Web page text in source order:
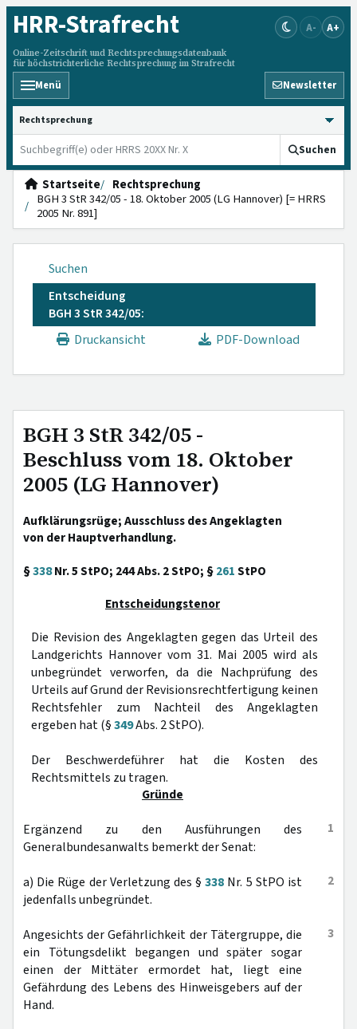
HRR-Strafrecht
Online-Zeitschrift und Rechtsprechungsdatenbank
für höchstrichterliche Rechtsprechung im Strafrecht
A- A+
Menü Newsletter
HRRS durchsuchen
Suchen
Startseite
Rechtsprechung
BGH 3 StR 342/05 - 18. Oktober 2005 (LG Hannover) [= HRRS
2005 Nr. 891]
Suchen
Entscheidung
BGH 3 StR 342/05:
Druckansicht
PDF-Download
BGH 3 StR 342/05 -
Beschluss vom 18. Oktober
2005 (LG Hannover)
Aufklärungsrüge; Ausschluss des Angeklagten
von der Hauptverhandlung.
§338Nr. 5 StPO; 244 Abs. 2 StPO; §261StPO
Entscheidungstenor
Die Revision des Angeklagten gegen das Urteil des
Landgerichts Hannover vom 31. Mai 2005 wird als
unbegründet verworfen, da die Nachprüfung des
Urteils auf Grund der Revisionsrechtfertigung keinen
Rechtsfehler zum Nachteil des Angeklagten
ergeben hat (§349Abs. 2 StPO).
Der Beschwerdeführer hat die Kosten des
Rechtsmittels zu tragen.
Gründe
1
Ergänzend zu den Ausführungen des
Generalbundesanwalts bemerkt der Senat:
2
a) Die Rüge der Verletzung des §338 Nr. 5 StPO ist
jedenfalls unbegründet.
3
Angesichts der Gefährlichkeit der Tätergruppe, die
ein Tötungsdelikt begangen und später sogar
einen der Mittäter ermordet hat, liegt eine
Gefährdung des Lebens des Hinweisgebers auf der
Hand.